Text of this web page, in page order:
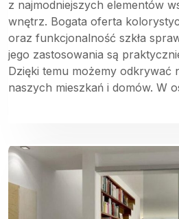
z najmodniejszych elementów
wnętrz. Bogata oferta
oraz funkcjonalność szkła
jego zastosowania są
Dzięki temu możemy odkrywać
naszych mieszkań i domów. W